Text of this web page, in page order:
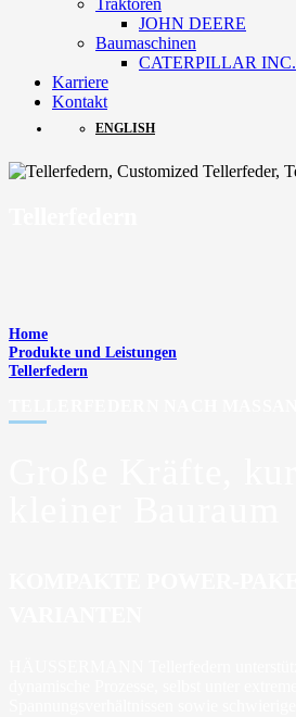
Traktoren
JOHN DEERE
Baumaschinen
CATERPILLAR INC.
Karriere
Kontakt
ENGLISH
Home
Produkte und Leistungen
Tellerfedern